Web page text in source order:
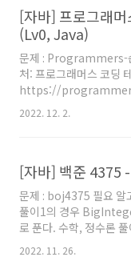
에 대해서는 '자바로 백
글을 참고해주세요. 백
시작하시는 분이나, 백
을 원하시는 분들도 보
이 보통 2차원 문제는 1
더 쉽게 아이디어를 떠
차원에서 생각해보자. 선
[자바] 프로그래
(Lv0, Java)
문제 : Programmers-
처: 프로그래머스 코딩
https://
필요 알고리즘 개념 브
만밖에 안되므로 그냥 1
학적 지식이 좀 필요하
모든 수를 보면 된다. a
면서, n%a == 0 이라
answer을 1 증가시켜주
걸린다. int answer =
2022. 12. 2.
[자바] 백준 4375
문제 : boj4375 필요 알
풀이1의 경우
로 푼다. 수학, 정수론
의 특성을 사용해
푼다. ※ 제 코드에서 왜
2022. 11. 26.